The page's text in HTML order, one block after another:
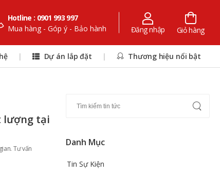
Hotline : 0901 993 997
Mua hàng - Góp ý - Bảo hành
Đăng nhập Giỏ hàng
| Dự án lắp đặt | Thương hiệu nổi bật
lượng tại
Tư vấn
Danh Mục
Tin Sự Kiện